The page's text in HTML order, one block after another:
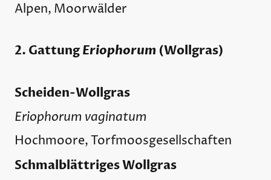
Alpen, Moorwälder
2. GattungEriophorum (Wollgras)
Scheiden-Wollgras
Eriophorum vaginatum
Hochmoore, Torfmoosgesellschaften
Schmalblättriges Wollgras